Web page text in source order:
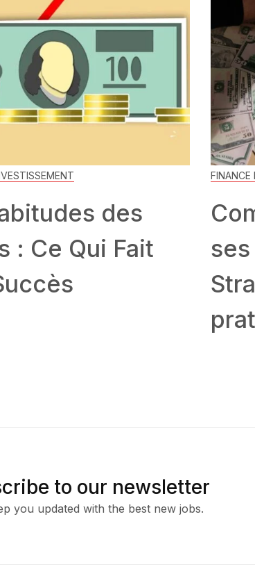
des
: Ce Qui Fait
FINANCE
to our newsletter
you updated with the best new jobs.